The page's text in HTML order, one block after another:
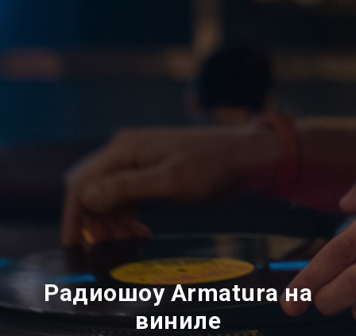
Радиошоу Armatura на
виниле